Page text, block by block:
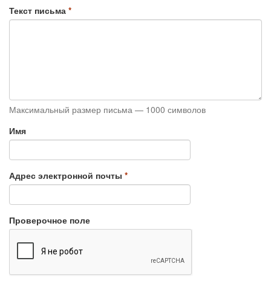
Текст письма
Максимальный размер письма — 1000 символов
Имя
Адрес электронной почты
Проверочное поле